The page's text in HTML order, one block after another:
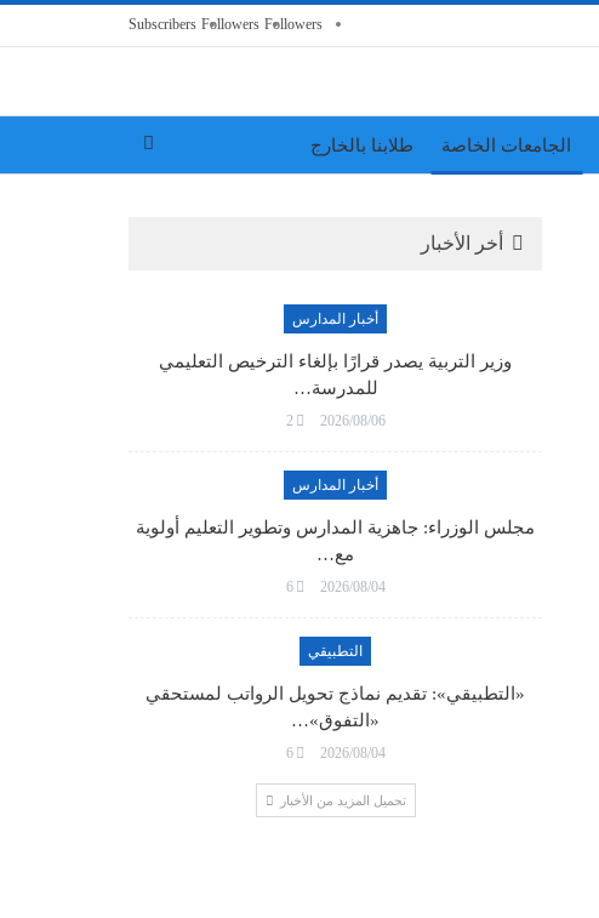
Followers
Followers
Subscribers
الجامعات الخاصة طلابنا بالخارج
أخر الأخبار
أخبار المدارس
وزير التربية يصدر قرارًا بإلغاء الترخيص التعليمي
للمدرسة…
2026/08/06
2
أخبار المدارس
مجلس الوزراء: جاهزية المدارس وتطوير التعليم أولوية
مع…
2026/08/04
6
التطبيقي
«التطبيقي»: تقديم نماذج تحويل الرواتب لمستحقي
«التفوق»…
2026/08/04
6
تحميل المزيد من الأخبار